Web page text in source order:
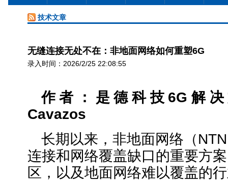
技术文章
无缝连接无处不在：非地面网络如何重塑6G
录入时间：2026/2/25 22:08:55
作者：是德科技 6G 解
Cavazos
长期以来，非地面网络（
连接和网络覆盖缺口的重要方
区，以及地面网络难以覆盖的